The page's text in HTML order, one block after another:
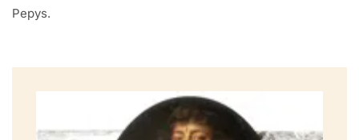
CHAPITRE VIII Familles
CHAPITRE IX Travail
Pepys.